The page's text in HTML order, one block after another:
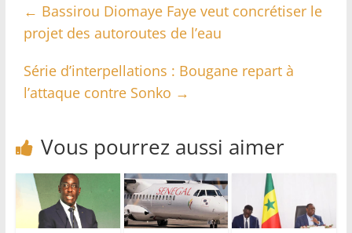
← Bassirou Diomaye Faye veut concrétiser le
projet des autoroutes de l’eau
Série d’interpellations : Bougane repart à
l’attaque contre Sonko →
Vous pourrez aussi aimer